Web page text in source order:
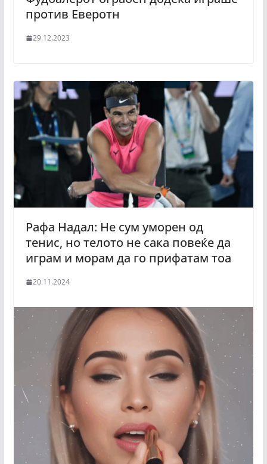
против Еверотн
29.12.2023
Рафа Надал: Не сум уморен од
тенис, но телото не сака повеќе да
играм и морам да го прифатам тоа
20.11.2024